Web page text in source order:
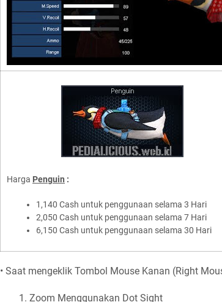
Harga Penguin :
1,140 Cash untuk penggunaan selama 3 Hari
2,050 Cash untuk penggunaan selama 7 Hari
6,150 Cash untuk penggunaan selama 30 Hari
• Saat mengeklik Tombol Mouse Kanan (Right
Zoom Menggunakan Dot Sight